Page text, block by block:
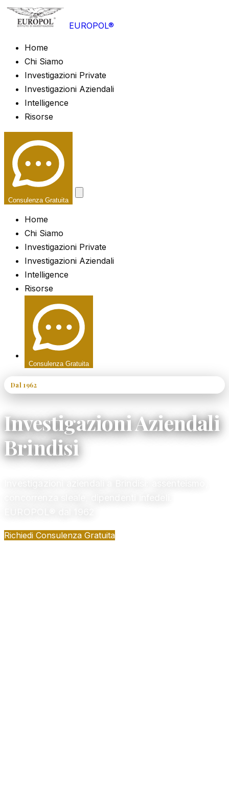
EUROPOL®
Home
Chi Siamo
Investigazioni Private
Investigazioni Aziendali
Intelligence
Risorse
Consulenza Gratuita
Home
Chi Siamo
Investigazioni Private
Investigazioni Aziendali
Intelligence
Risorse
Consulenza Gratuita
Dal 1962
Investigazioni Aziendali
Brindisi
Richiedi Consulenza Gratuita